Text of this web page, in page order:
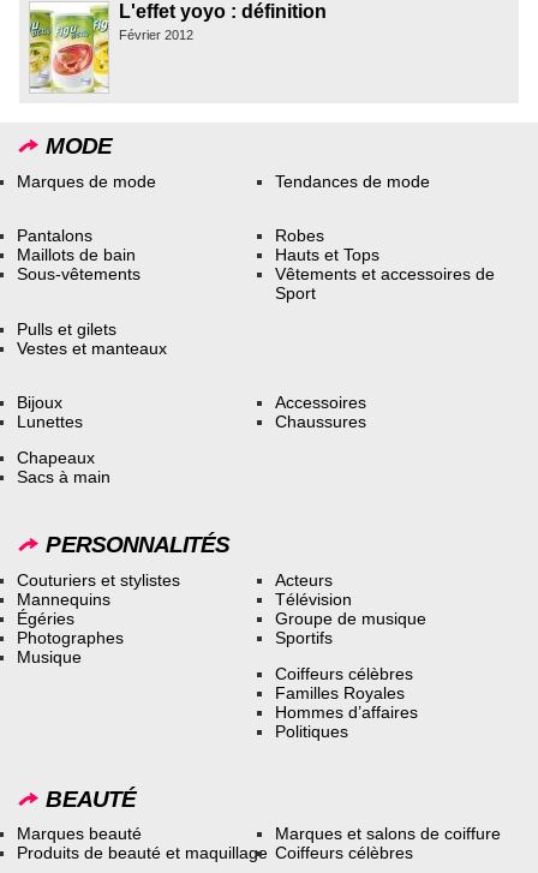
L'effet yoyo : définition
Février 2012
MODE
Marques de mode Tendances de mode
Pantalons
Maillots de bain
Sous-vêtements
Robes
Hauts et Tops
Vêtements et accessoires de
Sport
Pulls et gilets
Vestes et manteaux
Bijoux
Lunettes
Accessoires
Chaussures
Chapeaux
Sacs à main
PERSONNALITÉS
Couturiers et stylistes
Mannequins
Égéries
Photographes
Musique
Acteurs
Télévision
Groupe de musique
Sportifs
Coiffeurs célèbres
Familles Royales
Hommes d’affaires
Politiques
BEAUTÉ
Marques beauté
Produits de beauté et maquillage
Marques et salons de coiffure
Coiffeurs célèbres